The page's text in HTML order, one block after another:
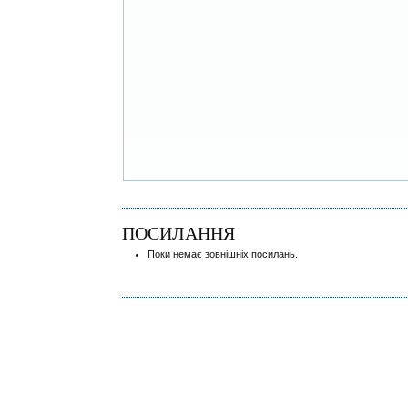
ПОСИЛАННЯ
Поки немає зовнішніх посилань.